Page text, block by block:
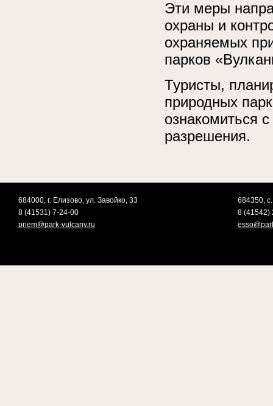
Эти меры
охраны и
охраняемых
парков
Туристы,
природных
ознакомиться
разрешения.
684000, г. Елизово, ул. Завойко, 33
8 (41531) 7-24-00
priem@park-vulcany.ru
684350,
8 (41542)